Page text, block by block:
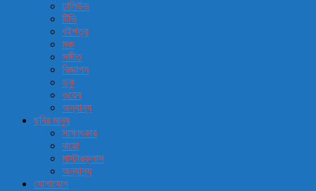
ঢালিউড
টিভি
বইপত্র
মঞ্চ
সঙ্গীত
বিজ্ঞাপন
ডকু
ওয়েব
অন্যান্য
ছবির মানুষ
সাক্ষাৎকার
বায়ো
মাস্টারক্লাস
অন্যান্য
যোগাযোগ